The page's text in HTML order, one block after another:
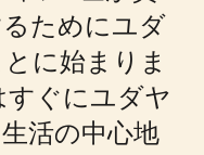
ためにユダ
に始まりま
ぐにユダヤ
活の中心地